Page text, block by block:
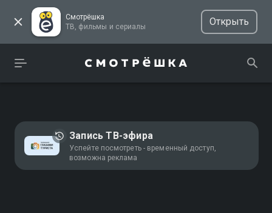
Смотрёшка
ТВ, фильмы и сериалы
Открыть
Запись ТВ-эфира
Успейте посмотреть - временный доступ,
возможна реклама